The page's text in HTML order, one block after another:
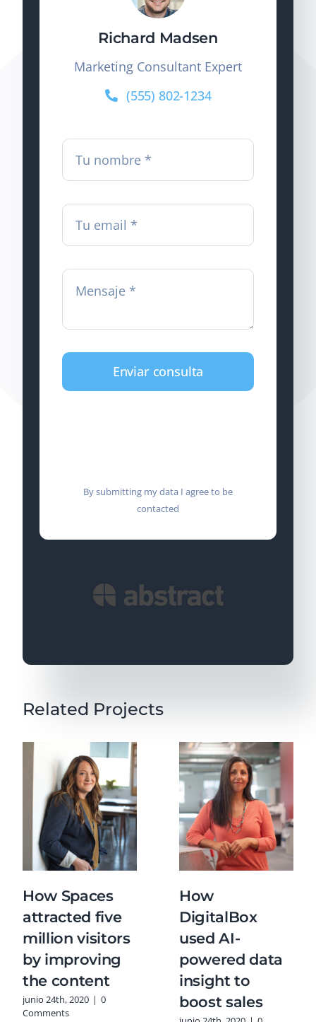
Richard Madsen
Marketing Consultant Expert
(555) 802-1234
Enviar consulta
By submitting my data I agree to be
contacted
Related Projects
How Spaces
attracted five
million visitors
by improving
the content
junio 24th, 2020 | 0
Comments
How
DigitalBox
used AI-
powered data
insight to
boost sales